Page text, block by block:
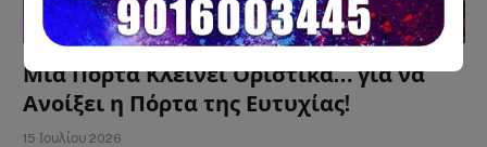
ΑΣΤΡΟΛΟΓΙΑ
Μια Πόρτα Κλείνει Οριστικά… για να
Ανοίξει η Πόρτα της Ευτυχίας!
15 Ιουλίου 2026